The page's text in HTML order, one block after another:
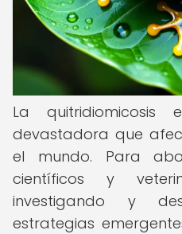
La quitridiomicosis
devastadora que
el mundo. Para
científicos y
investigando y
estrategias